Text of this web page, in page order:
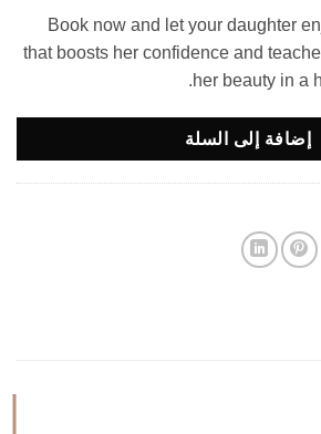
هو:
د.ك10.00.
Book now and let your daughter
that boosts her confidence and
her beauty in a
إضافة إلى السلة